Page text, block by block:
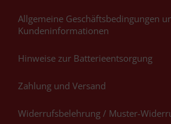
Allgemeine Geschäftsbedingungen
Kundeninformationen
Hinweise zur Batterieentsorgung
Zahlung und Versand
Widerrufsbelehrung / Muster-